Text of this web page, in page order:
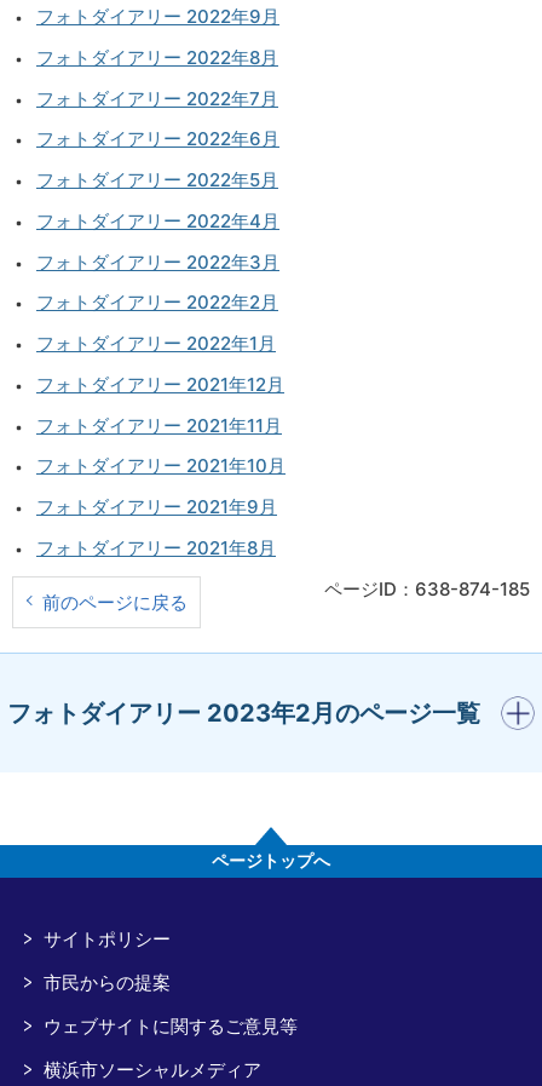
フォトダイアリー 2022年9月
フォトダイアリー 2022年8月
フォトダイアリー 2022年7月
フォトダイアリー 2022年6月
フォトダイアリー 2022年5月
フォトダイアリー 2022年4月
フォトダイアリー 2022年3月
フォトダイアリー 2022年2月
フォトダイアリー 2022年1月
フォトダイアリー 2021年12月
フォトダイアリー 2021年11月
フォトダイアリー 2021年10月
フォトダイアリー 2021年9月
フォトダイアリー 2021年8月
前のページに戻る
ページID：638-874-185
フォトダイアリー 2023年2月のページ一覧
開く
ページトップへ
サイトポリシー
市民からの提案
ウェブサイトに関するご意見等
横浜市ソーシャルメディア